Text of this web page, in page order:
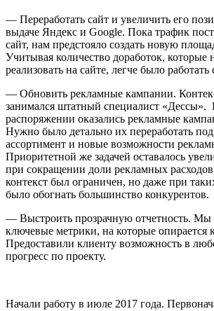
— Переработать сайт и увеличить его
выдаче Яндекс и Google. Пока трафик
сайт, нам предстояло создать новую
Учитывая количество доработок,
реализовать на сайте, легче было
— Обновить рекламные кампании.
занимался штатный специалист
распоряжении оказались рекламные
Нужно было детально их переработать
ассортимент и новые возможности
Приоритетной же задачей оставалось
при сокращении доли рекламных
контекст был ограничен, но даже при
было обогнать большинство конкурентов.
— Выстроить прозрачную отчетность. Мы
ключевые метрики, на которые опирается
Предоставили клиенту возможность в
прогресс по проекту.
Начали работу в июле 2017 года.